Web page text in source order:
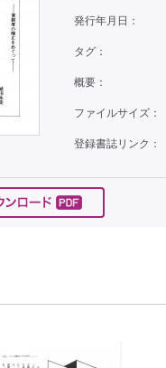
発行年月日：
タグ：
概要：
ファイルサイズ：
登録書誌リンク：